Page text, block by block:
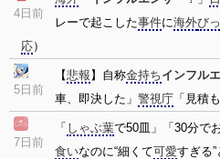
4日前
レーで起こした事件に海外び
応）
5日前
【悲報 】自称金持ちインフル
車、即決した」 警視庁 「見積
7日前
「 しゃぶ葉で50皿」「30分で
食いなのに“細くて可愛すぎる”